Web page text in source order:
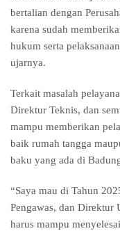
bertalian dengan
karena sudah
hukum serta
ujarnya.
Terkait masalah
Direktur Teknis, dan
mampu memberikan
baik rumah tangga
baku yang ada di
“Saya mau di Tahun
Pengawas, dan Direktur
harus mampu